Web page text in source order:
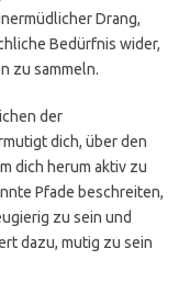
Drang,
Bedürfnis wider,
zu sammeln.
der
dich, über den
dich herum aktiv zu
Pfade beschreiten,
zu sein und
dazu, mutig zu sein